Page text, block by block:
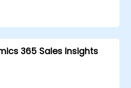
de asignación de
programas de
contenido dinámico y los
el rendimiento de las
365 Sales Insights